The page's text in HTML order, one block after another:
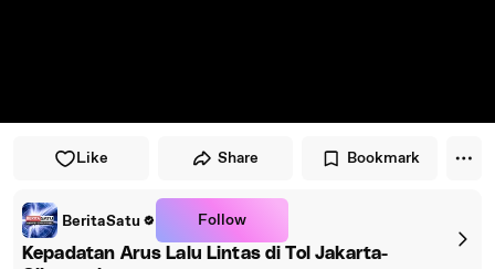
Like Share Bookmark
BeritaSatu Follow
Kepadatan Arus Lalu Lintas di Tol Jakarta-